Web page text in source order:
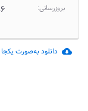
بروزرسانی:
cloud_download دانلود به‌صورت یکجا